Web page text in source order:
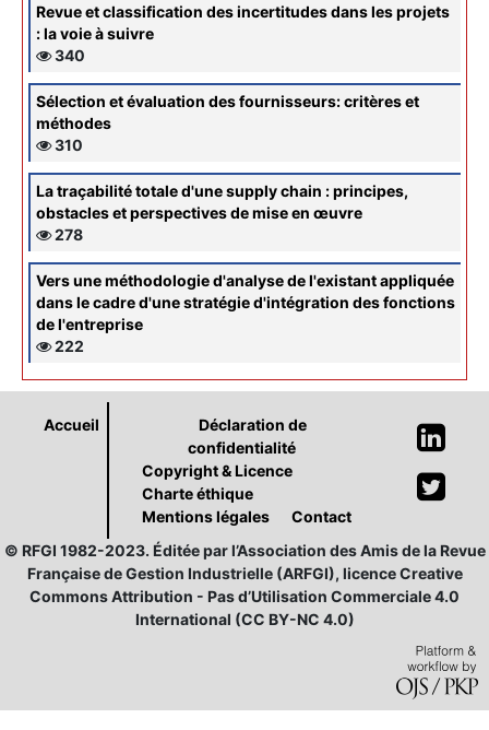
Revue et classification des incertitudes dans les projets
: la voie à suivre
340
Sélection et évaluation des fournisseurs: critères et
méthodes
310
La traçabilité totale d'une supply chain : principes,
obstacles et perspectives de mise en œuvre
278
Vers une méthodologie d'analyse de l'existant appliquée
dans le cadre d'une stratégie d'intégration des fonctions
de l'entreprise
222
Accueil
Déclaration de
confidentialité
Copyright & Licence
Charte éthique
Mentions légales
Contact
© RFGI 1982-2023. Éditée par l’Association des Amis de la Revue
Française de Gestion Industrielle (ARFGI), licence Creative
Commons Attribution - Pas d’Utilisation Commerciale 4.0
International (CC BY-NC 4.0)